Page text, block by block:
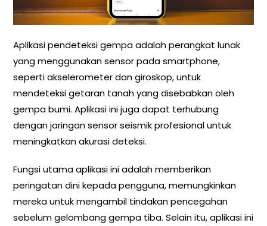
Aplikasi pendeteksi gempa adalah perangkat lunak
yang menggunakan sensor pada smartphone,
seperti akselerometer dan giroskop, untuk
mendeteksi getaran tanah yang disebabkan oleh
gempa bumi. Aplikasi ini juga dapat terhubung
dengan jaringan sensor seismik profesional untuk
meningkatkan akurasi deteksi.
Fungsi utama aplikasi ini adalah memberikan
peringatan dini kepada pengguna, memungkinkan
mereka untuk mengambil tindakan pencegahan
sebelum gelombang gempa tiba. Selain itu, aplikasi ini